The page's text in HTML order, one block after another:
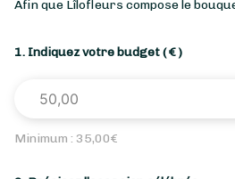
Afin que Lîlofleurs compose le
1. Indiquez votre budget( € )
Minimum : 35,00€